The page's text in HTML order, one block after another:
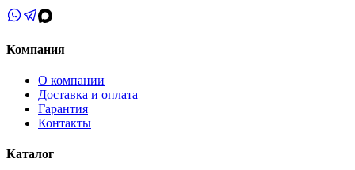
Компания
О компании
Доставка и оплата
Гарантия
Контакты
Каталог